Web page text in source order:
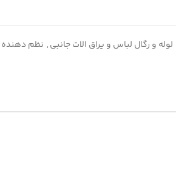
لوله و رگال لباس و یراق الات جانبی, نظم دهنده